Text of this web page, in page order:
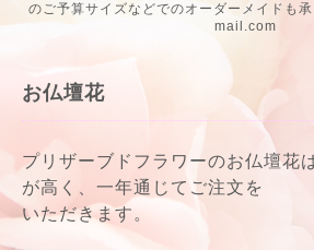
のご予算サイズなどでのオーダーメイドも
mail.com
お仏壇花
プリザーブドフラワーのお仏壇花
が高く、一年通じてご注文を
いただきます。